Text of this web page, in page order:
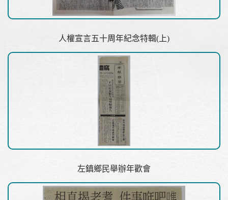
人權宣言五十周年紀念特輯(上)
左鎮鄉民舉辦年歡會